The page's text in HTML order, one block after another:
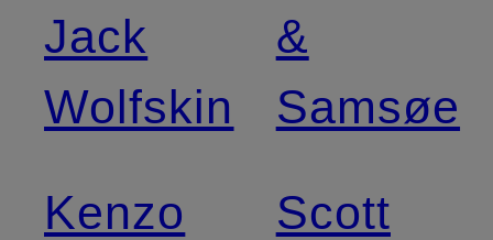
Jack
Wolfskin
Kenzo
&
Samsøe
Scott